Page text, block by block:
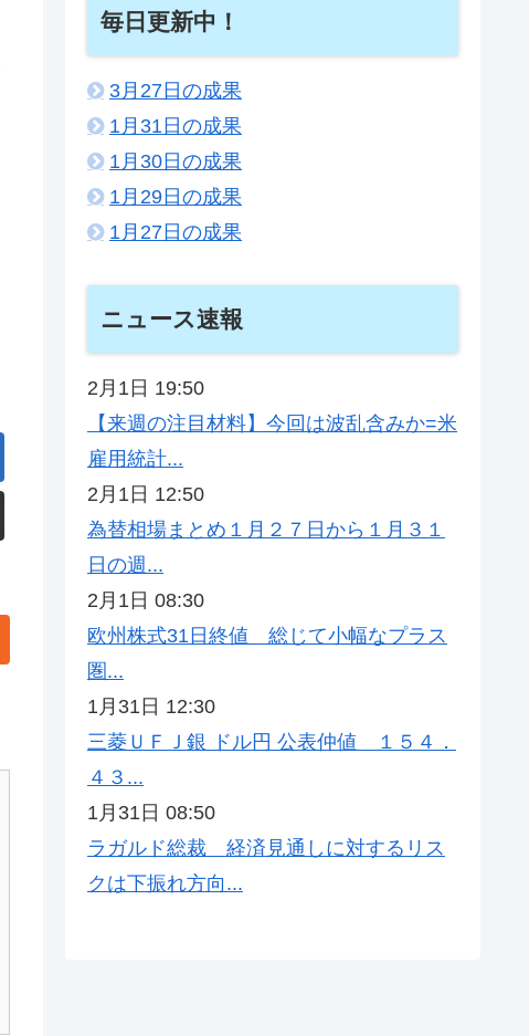
毎日更新中！
3月27日の成果
1月31日の成果
1月30日の成果
1月29日の成果
1月27日の成果
ニュース速報
2月1日 19:50
【来週の注目材料】今回は波乱含みか=米
雇用統計...
2月1日 12:50
為替相場まとめ１月２７日から１月３１
日の週...
2月1日 08:30
欧州株式31日終値 総じて小幅なプラス
圏...
1月31日 12:30
三菱ＵＦＪ銀 ドル円 公表仲値 １５４．
４３...
1月31日 08:50
ラガルド総裁 経済見通しに対するリス
クは下振れ方向...